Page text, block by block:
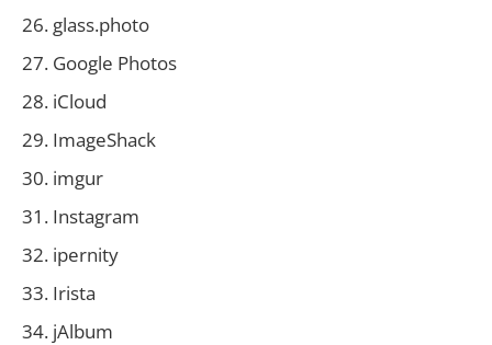
glass.photo
Google Photos
iCloud
ImageShack
imgur
Instagram
ipernity
Irista
jAlbum